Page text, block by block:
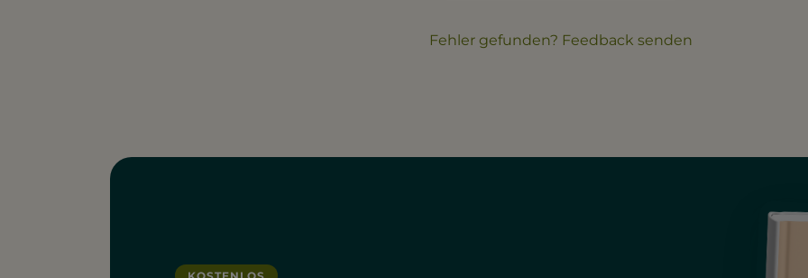
Fehler gefunden? Feedback senden